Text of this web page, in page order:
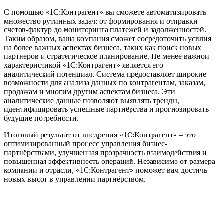
С помощью «1C:Контрагент» вы сможете автоматизировать
множество рутинных задач: от формирования и отправки
счетов-фактур до мониторинга платежей и задолженностей.
Таким образом, ваша компания сможет сосредоточить усилия
на более важных аспектах бизнеса, таких как поиск новых
партнёров и стратегическое планирование. Не менее важной
характеристикой «1C:Контрагент» является его
аналитический потенциал. Система предоставляет широкие
возможности для анализа данных по контрагентам, заказам,
продажам и многим другим аспектам бизнеса. Эти
аналитические данные позволяют выявлять тренды,
идентифицировать успешные партнёрства и прогнозировать
будущие потребности.
Итоговый результат от внедрения «1C:Контрагент» – это
оптимизированный процесс управления бизнес-
партнёрствами, улучшенная прозрачность взаимодействия и
повышенная эффективность операций. Независимо от размера
компании и отрасли, «1C:Контрагент» поможет вам достичь
новых высот в управлении партнёрством.